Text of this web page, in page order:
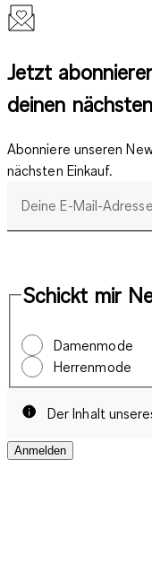
Jetzt
deinen
Abonniere unseren
nächsten Einkauf.
Deine E-Mail-Adresse
Schickt mir
Damenmode
Herrenmode
Der Inhalt
Anmelden